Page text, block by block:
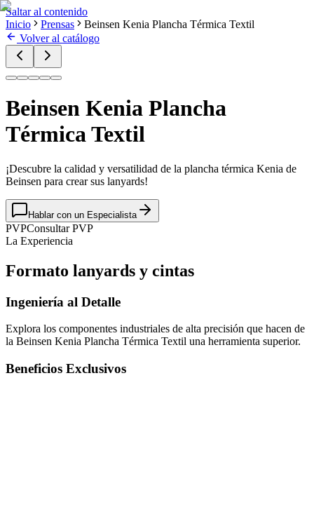
Saltar al contenido
Inicio
Prensas
Beinsen Kenia Plancha Térmica Textil
Volver al catálogo
Beinsen Kenia Plancha
Térmica Textil
¡Descubre la calidad y versatilidad de la plancha térmica Kenia de
Beinsen para crear sus lanyards!
Hablar con un Especialista
PVPConsultar PVP
La Experiencia
Formato lanyards y cintas
Ingeniería al Detalle
Explora los componentes industriales de alta precisión que hacen de
la Beinsen Kenia Plancha Térmica Textil una herramienta superior.
Beneficios Exclusivos